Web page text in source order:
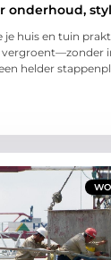
onderhoud,
je huis en tuin
helder